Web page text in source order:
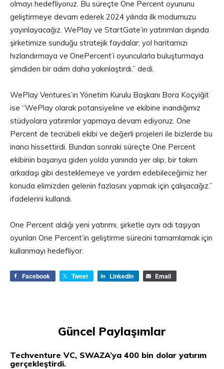
olmayı hedefliyoruz. Bu süreçte One Percent oyununu
geliştirmeye devam ederek 2024 yılında ilk modumuzu
yayınlayacağız. WePlay ve StartGate’in yatırımları dışında
şirketimize sunduğu stratejik faydalar; yol haritamızı
hızlandırmaya ve OnePercent’i oyuncularla buluşturmaya
şimdiden bir adım daha yakınlaştırdı.” dedi.
WePlay Ventures’ın Yönetim Kurulu Başkanı Bora Koçyiğit
ise “WePlay olarak potansiyeline ve ekibine inandığımız
stüdyolara yatırımlar yapmaya devam ediyoruz. One
Percent de tecrübeli ekibi ve değerli projeleri ile bizlerde bu
inancı hissettirdi. Bundan sonraki süreçte One Percent
ekibinin başarıya giden yolda yanında yer alıp, bir takım
arkadaşı gibi desteklemeye ve yardım edebileceğimiz her
konuda elimizden gelenin fazlasını yapmak için çalışacağız.”
ifadelerini kullandı.
One Percent aldığı yeni yatırımı, şirketle aynı adı taşıyan
oyunları One Percent’in geliştirme sürecini tamamlamak için
kullanmayı hedefliyor.
Facebook Tweet LinkedIn Email
Güncel Paylaşımlar
Techventure VC, SWAZA’ya 400 bin dolar yatırım
gerçekleştirdi.